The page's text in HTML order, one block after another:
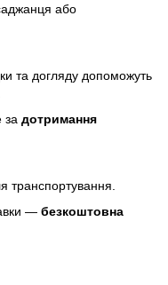
або
та догляду допоможуть
за дотримання
транспортування.
— безкоштовна